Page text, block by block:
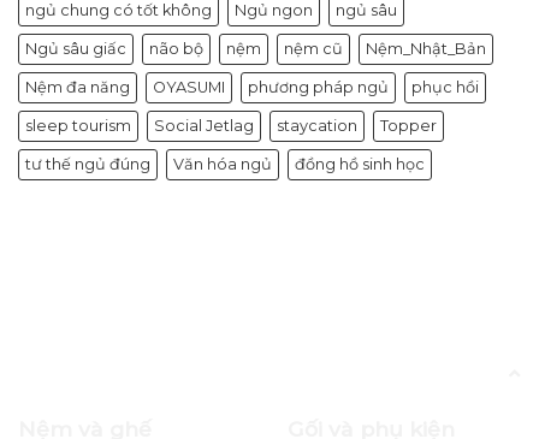
ngủ chung có tốt không Ngủ ngon ngủ sâu
Ngủ sâu giấc não bộ nệm nệm cũ Nệm_Nhật_Bản
Nệm đa năng OYASUMI phương pháp ngủ phục hồi
sleep tourism Social Jetlag staycation Topper
tư thế ngủ đúng Văn hóa ngủ đồng hồ sinh học